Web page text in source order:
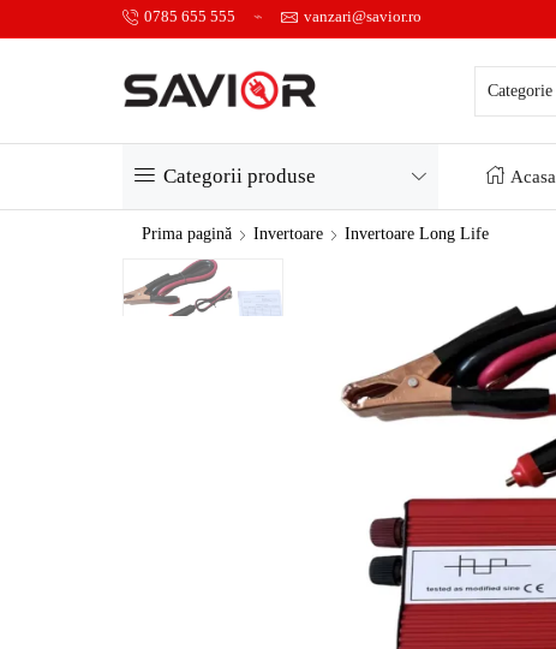
0785 655 555 vanzari@savior.ro
Categorii produse Acasa
Prima pagină Invertoare Invertoare Long Life